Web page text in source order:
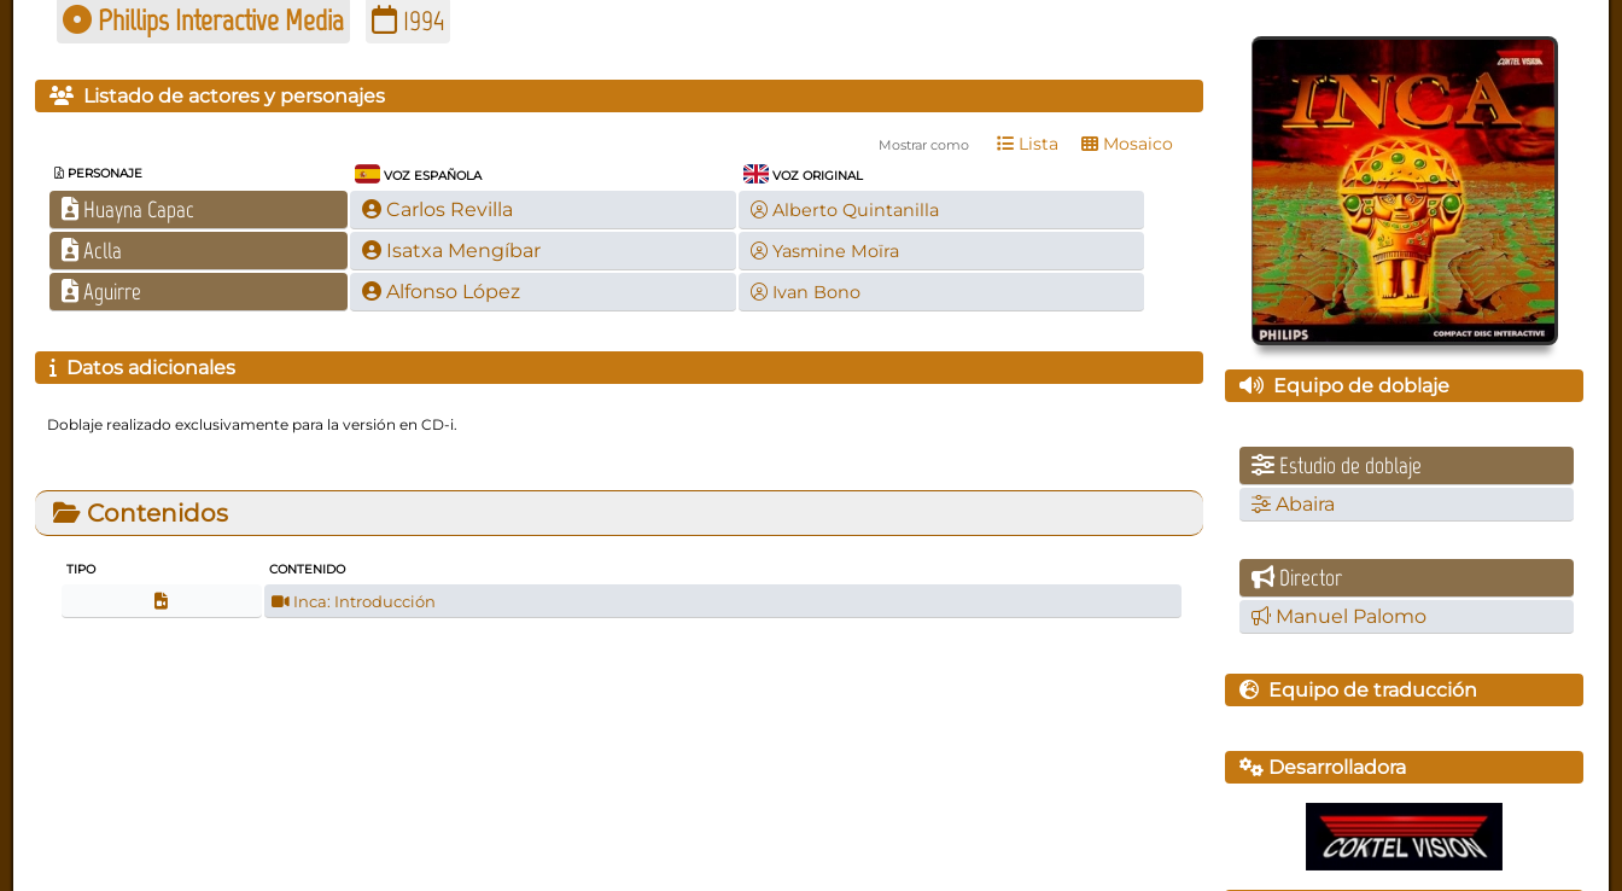
Phillips Interactive Media 1994
Listado de actores y personajes
Mostrar como Lista Mosaico
PERSONAJE VOZ ESPAÑOLA VOZ ORIGINAL
Huayna Capac Carlos Revilla Alberto Quintanilla
Aclla Isatxa Mengíbar Yasmine Moïra
Aguirre Alfonso López Ivan Bono
Datos adicionales
Doblaje realizado exclusivamente para la versión en CD-i.
Contenidos
TIPO CONTENIDO
Inca: Introducción
Equipo de doblaje
Estudio de doblaje
Abaira
Director
Manuel Palomo
Equipo de traducción
Desarrolladora